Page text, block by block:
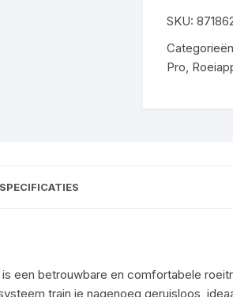
SKU:
Pro,
SPECIFICATIES
is een betrouwbare en comfortabele
train je nagenoeg geruisloos,